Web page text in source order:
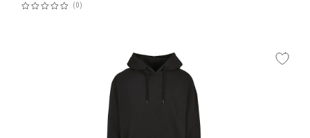
Bewertung:
0